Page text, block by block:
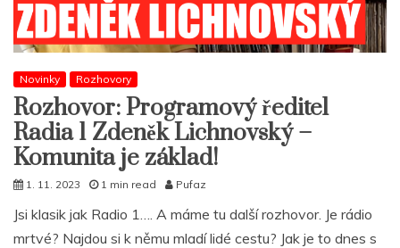
Novinky Rozhovory
Rozhovor: Programový ředitel
Radia 1 Zdeněk Lichnovský –
Komunita je základ!
1. 11. 2023 1 min read Pufaz
Jsi klasik jak Radio 1…. A máme tu další rozhovor. Je rádio
mrtvé? Najdou si k němu mladí lidé cestu? Jak je to dnes s